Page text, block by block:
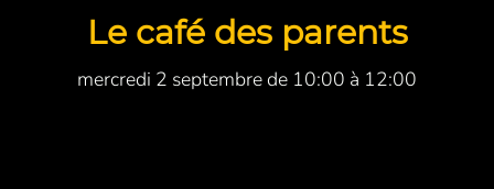
Le café des parents
mercredi 2 septembre de 10:00 à 12:00